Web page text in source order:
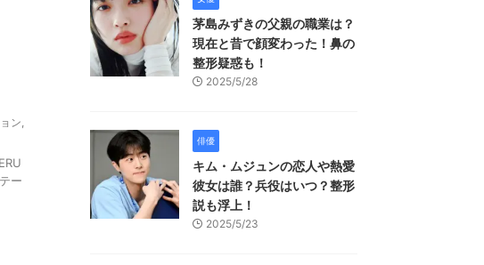
ン,
ー
茅島みずきの父親の職業は？
現在と昔で顔変わった！鼻の
整形疑惑も！
2025/5/28
俳優
キム・ムジュンの恋人や熱愛
彼女は誰？兵役はいつ？整形
説も浮上！
2025/5/23